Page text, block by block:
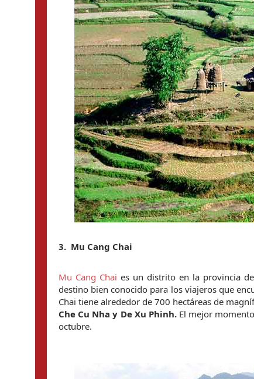
3. Mu Cang Chai
Mu Cang Chai es un distrito en la provincia
destino bien conocido para los viajeros que
Chai tiene alrededor de 700 hectáreas de
Che Cu Nha y De Xu Phinh. El mejor
octubre.